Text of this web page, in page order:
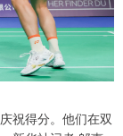
祝得分。他们在双